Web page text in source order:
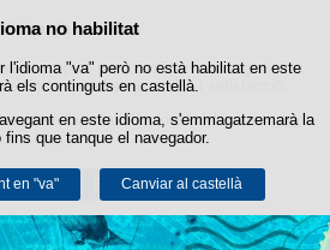
de cookies
pròpies per a facilitar la navegació i
obtindre estadístiques d'ús i satisfacció.
en l'apartat "Cookies" del nostreavís
legal.
Rebutjar
no habilitat
l'idioma "va" però no està habilitat en este
els continguts en castellà.
en este idioma, s'emmagatzemarà la
que tanque el navegador.
en "va" Canviar al castellà
Passar al contingut